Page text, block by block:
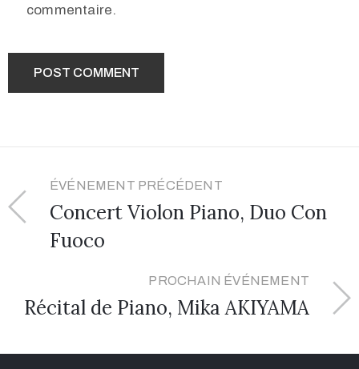
commentaire.
ÉVÉNEMENT PRÉCÉDENT
Concert Violon Piano, Duo Con
Fuoco
PROCHAIN ÉVÉNEMENT
Récital de Piano, Mika AKIYAMA